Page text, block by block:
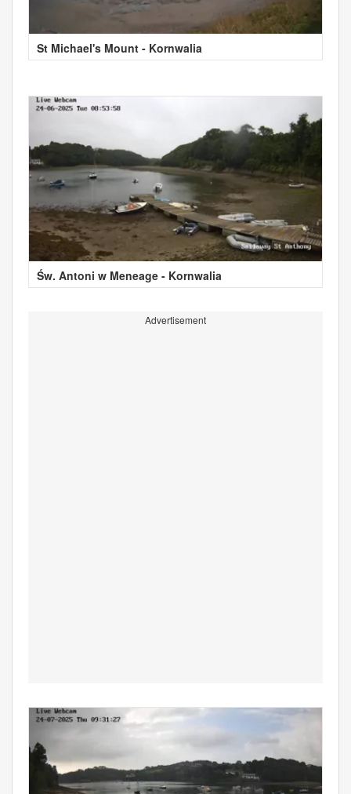
St Michael's Mount - Kornwalia
Św. Antoni w Meneage - Kornwalia
Advertisement